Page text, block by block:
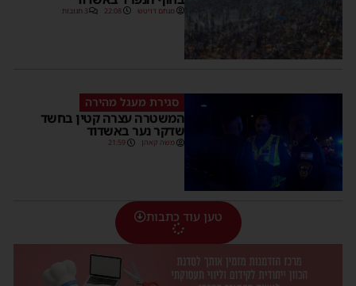
מנחם דויטש 22:08 3 תגובות
סגירת מעגל מהירה
המשטרה עצרה קטין בחשד
שדקר נער באשדוד
משה קאהן 21:59
טען עוד כתבות